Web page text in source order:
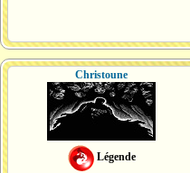
Christoune
Légende